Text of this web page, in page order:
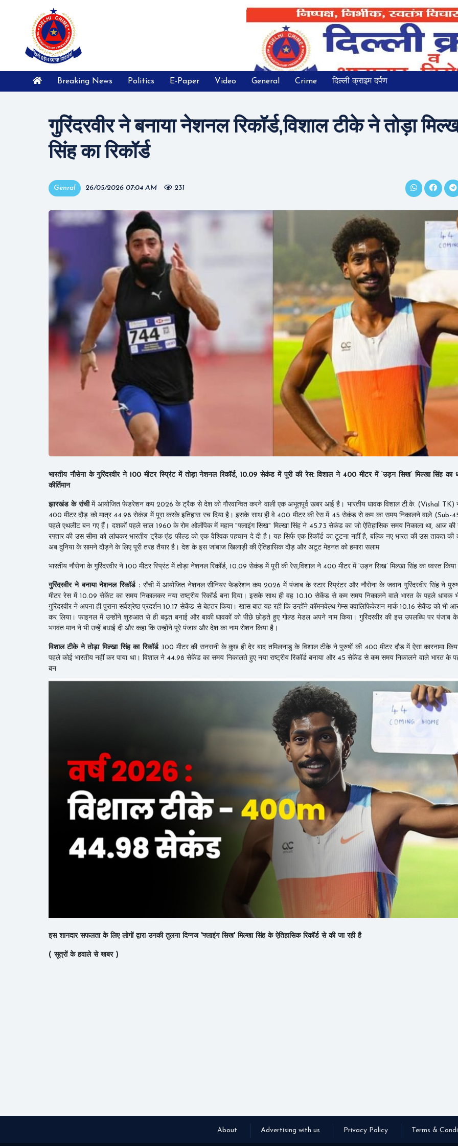
Breaking News Politics E-Paper Video General Crime दिल्ली क्राइम दर्पण
गुरिंदरवीर ने बनाया नेशनल रिकॉर्ड,विशाल टीके ने तोड़ा
सिंह का रिकॉर्ड
Genral 26/05/2026 07:04 AM 231
भारतीय नौसेना के गुरिंदरवीर ने 100 मीटर स्प्रिंट में तोड़ा नेशनल रिकॉर्ड, 10.09 सेकंड में पूरी की रेस: विशाल ने 400 मीटर में ‘उड़न सिख’ मिल्खा सिंह का
कीर्तिमान
झारखंड के रांचीमें आयोजित फेडरेशन कप 2026 के ट्रैक से देश को गौरवान्वित करने वाली एक अभूतपूर्व खबर आई है। भारतीय धावक विशाल टी.के. (Vishal TK)
400 मीटर दौड़ को मात्र 44.98 सेकंड में पूरा करके इतिहास रच दिया है। इसके साथ ही वे 400 मीटर की रेस में 45 सेकंड से कम का समय निकालने वाले (Sub-
पहले एथलीट बन गए हैं। दशकों पहले साल 1960 के रोम ओलंपिक में महान "फ्लाइंग सिख" मिल्खा सिंह ने 45.73 सेकंड का जो ऐतिहासिक समय निकाला था, आज की
रफ्तार की उस सीमा को लांघकर भारतीय ट्रैक एंड फील्ड को एक वैश्विक पहचान दे दी है। यह सिर्फ एक रिकॉर्ड का टूटना नहीं है, बल्कि नए भारत की उस ताकत की
अब दुनिया के सामने दौड़ने के लिए पूरी तरह तैयार है। देश के इस जांबाज खिलाड़ी की ऐतिहासिक दौड़ और अटूट मेहनत को हमारा सलाम
भारतीय नौसेना के गुरिंदरवीर ने 100 मीटर स्प्रिंट में तोड़ा नेशनल रिकॉर्ड, 10.09 सेकंड में पूरी की रेस,विशाल ने 400 मीटर में ‘उड़न सिख’ मिल्खा सिंह का ध्वस्त किया
गुरिंदरवीर ने बनाया नेशनल रिकॉर्ड : राँची में आयोजित नेशनल सीनियर फेडरेशन कप 2026 में पंजाब के स्टार स्प्रिंटर और नौसेना के जवान गुरिंदरवीर सिंह ने
मीटर रेस में 10.09 सेकेंट का समय निकालकर नया राष्ट्रीय रिकॉर्ड बना दिया। इसके साथ ही वह 10.10 सेकेंड से कम समय निकालने वाले भारत के पहले धावक
गुरिंदरवीर ने अपना ही पुराना सर्वश्रेष्ठ प्रदर्शन 10.17 सेकेंड से बेहतर किया। खास बात यह रही कि उन्होंने कॉमनवेल्थ गेम्स क्वालिफिकेशन मार्क 10.16 सेकेंड को भी
कर लिया। फाइनल में उन्होंने शुरुआत से ही बढ़त बनाई और बाकी धावकों को पीछे छोड़ते हुए गोल्ड मेडल अपने नाम किया। गुरिंदरवीर की इस उपलब्धि पर पंजाब
भगवंत मान ने भी उन्हें बधाई दी और कहा कि उन्होंने पूरे पंजाब और देश का नाम रोशन किया है।
विशाल टीके ने तोड़ा मिल्खा सिंह का रिकॉर्ड:100 मीटर की सनसनी के कुछ ही देर बाद तमिलनाडु के विशाल टीके ने पुरुषों की 400 मीटर दौड़ में ऐसा कारनामा
पहले कोई भारतीय नहीं कर पाया था। विशाल ने 44.98 सेकेंड का समय निकालते हुए नया राष्ट्रीय रिकॉर्ड बनाया और 45 सेकेंड से कम समय निकालने वाले भारत के
बन
इस शानदार सफलता के लिए लोगों द्वारा उनकी तुलना दिग्गज 'फ्लाइंग सिख' मिल्खा सिंह के ऐतिहासिक रिकॉर्ड से की जा रही है
( सूत्रों के हवाले से खबर )
About Advertising with us Privacy Policy Terms &